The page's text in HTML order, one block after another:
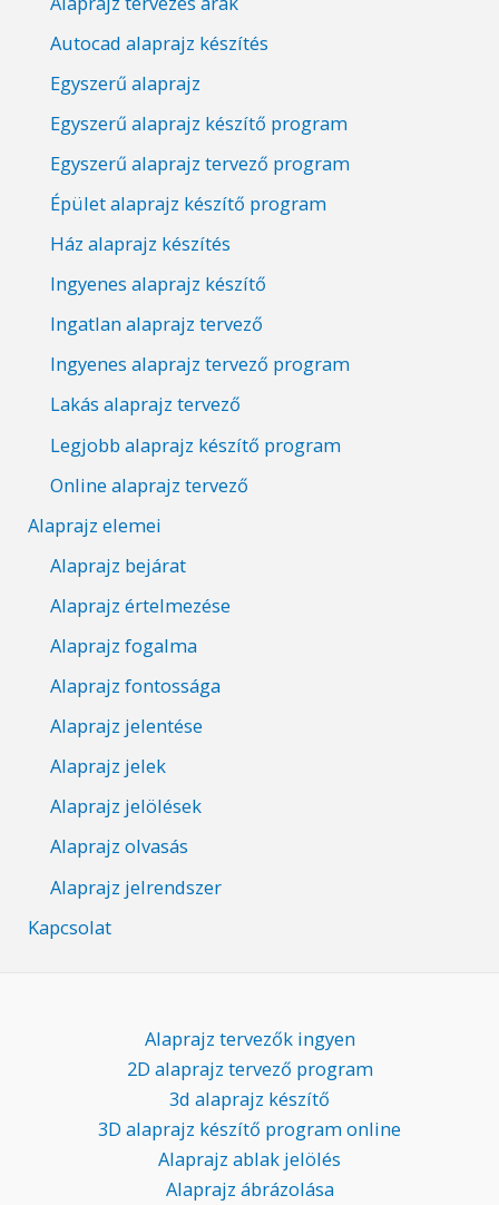
Autocad alaprajz készítés
Egyszerű alaprajz
Egyszerű alaprajz készítő program
Egyszerű alaprajz tervező program
Épület alaprajz készítő program
Ház alaprajz készítés
Ingyenes alaprajz készítő
Ingatlan alaprajz tervező
Ingyenes alaprajz tervező program
Lakás alaprajz tervező
Legjobb alaprajz készítő program
Online alaprajz tervező
Alaprajz elemei
Alaprajz bejárat
Alaprajz értelmezése
Alaprajz fogalma
Alaprajz fontossága
Alaprajz jelentése
Alaprajz jelek
Alaprajz jelölések
Alaprajz olvasás
Alaprajz jelrendszer
Kapcsolat
Alaprajz tervezők ingyen
2D alaprajz tervező program
3d alaprajz készítő
3D alaprajz készítő program online
Alaprajz ablak jelölés
Alaprajz ábrázolása